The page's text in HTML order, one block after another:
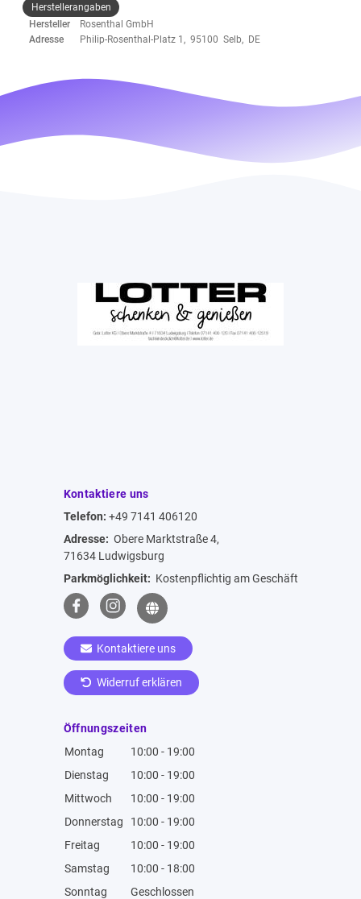
Herstellerangaben
Hersteller
Rosenthal GmbH
Adresse
Philip-Rosenthal-Platz 1, 95100 Selb, DE
Kontaktiere uns
Telefon: +49 7141 406120
Adresse: Obere Marktstraße 4,
71634 Ludwigsburg
Parkmöglichkeit: Kostenpflichtig am Geschäft
Kontaktiere uns
Widerruf erklären
Öffnungszeiten
Montag
10:00 - 19:00
Dienstag
10:00 - 19:00
Mittwoch
10:00 - 19:00
Donnerstag
10:00 - 19:00
Freitag
10:00 - 19:00
Samstag
10:00 - 18:00
Sonntag
Geschlossen